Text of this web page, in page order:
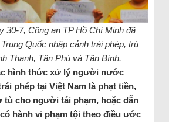
30-7, Công an TP Hồ Chí Minh đã
Quốc nhập cảnh trái phép, trú
Thạnh, Tân Phú và Tân Bình.
hình thức xử lý người nước
phép tại Việt Nam là phạt tiền,
tù cho người tái phạm, hoặc dẫn
hành vi phạm tội theo điều ước